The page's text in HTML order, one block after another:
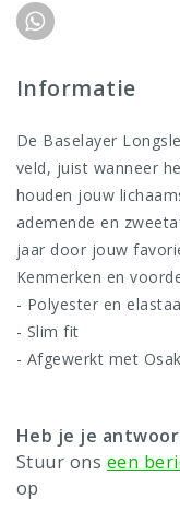
Informatie
De Baselayer
veld, juist wanneer
houden jouw
ademende en
jaar door jouw
Kenmerken en
- Polyester en
- Slim fit
- Afgewerkt met
Heb je je
Stuur ons een
op